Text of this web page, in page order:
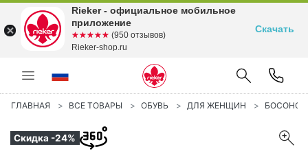
ГЛАВНАЯ ВСЕ ТОВАРЫ ОБУВЬ ДЛЯ ЖЕНЩИН
Скидка -24%
Rieker - официальное мобильное
приложение
☆☆☆☆☆
★★★★★ (950 отзывов)
Rieker-shop.ru
Скачать